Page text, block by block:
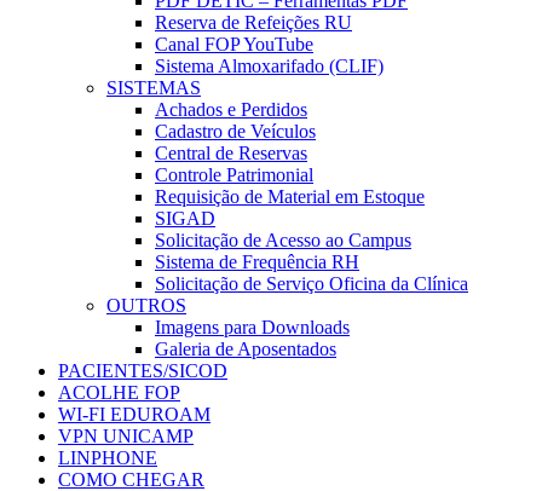
Reserva de Refeições RU
Canal FOP YouTube
Sistema Almoxarifado (CLIF)
SISTEMAS
Achados e Perdidos
Cadastro de Veículos
Central de Reservas
Controle Patrimonial
Requisição de Material em Estoque
SIGAD
Solicitação de Acesso ao Campus
Sistema de Frequência RH
Solicitação de Serviço Oficina da Clínica
OUTROS
Imagens para Downloads
Galeria de Aposentados
PACIENTES/SICOD
ACOLHE FOP
WI-FI EDUROAM
VPN UNICAMP
LINPHONE
COMO CHEGAR